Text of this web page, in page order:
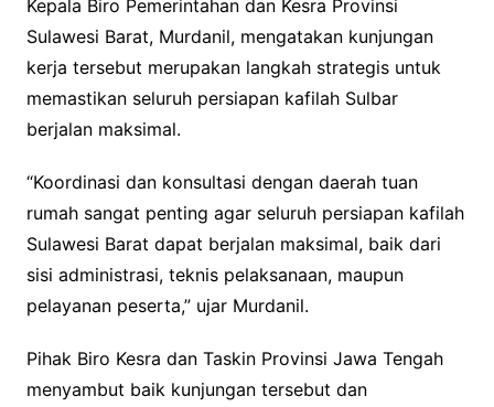
Kepala Biro Pemerintahan dan Kesra Provinsi
Sulawesi Barat, Murdanil, mengatakan kunjungan
kerja tersebut merupakan langkah strategis untuk
memastikan seluruh persiapan kafilah Sulbar
berjalan maksimal.
“Koordinasi dan konsultasi dengan daerah tuan
rumah sangat penting agar seluruh persiapan kafilah
Sulawesi Barat dapat berjalan maksimal, baik dari
sisi administrasi, teknis pelaksanaan, maupun
pelayanan peserta,” ujar Murdanil.
Pihak Biro Kesra dan Taskin Provinsi Jawa Tengah
menyambut baik kunjungan tersebut dan